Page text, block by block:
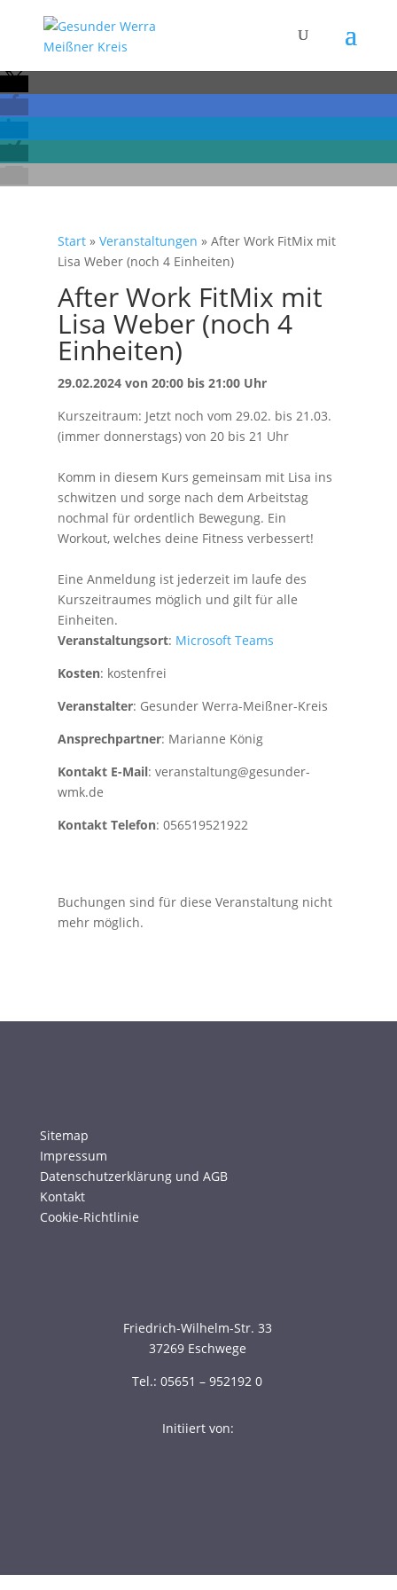
Start » Veranstaltungen » After Work FitMix mit
Lisa Weber (noch 4 Einheiten)
After Work FitMix mit
Lisa Weber (noch 4
Einheiten)
29.02.2024 von 20:00 bis 21:00 Uhr
Kurszeitraum: Jetzt noch vom 29.02. bis 21.03.
(immer donnerstags) von 20 bis 21 Uhr
Komm in diesem Kurs gemeinsam mit Lisa ins
schwitzen und sorge nach dem Arbeitstag
nochmal für ordentlich Bewegung. Ein
Workout, welches deine Fitness verbessert!
Eine Anmeldung ist jederzeit im laufe des
Kurszeitraumes möglich und gilt für alle
Einheiten.
Veranstaltungsort: Microsoft Teams
Kosten: kostenfrei
Veranstalter: Gesunder Werra-Meißner-Kreis
Ansprechpartner: Marianne König
Kontakt E-Mail: veranstaltung@gesunder-
wmk.de
Kontakt Telefon: 056519521922
Buchungen sind für diese Veranstaltung nicht
mehr möglich.
Sitemap
Impressum
Datenschutzerklärung und AGB
Kontakt
Cookie-Richtlinie
Friedrich-Wilhelm-Str. 33
37269 Eschwege
Tel.: 05651 – 952192 0
Initiiert von: